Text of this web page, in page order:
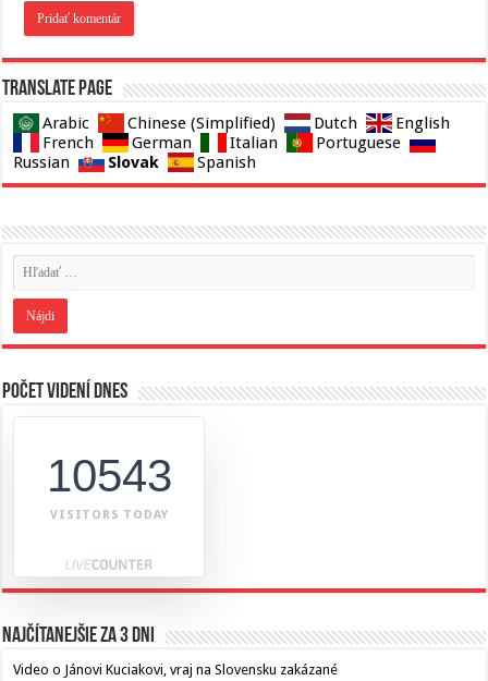
Translate page
Arabic Chinese (Simplified) Dutch
English
French
German Italian
Portuguese
Russian
Slovak Spanish
Počet videní dnes
10543
VISITORS TODAY
Najčítanejšie za 3 dni
Video o Jánovi Kuciakovi, vraj na Slovensku zakázané